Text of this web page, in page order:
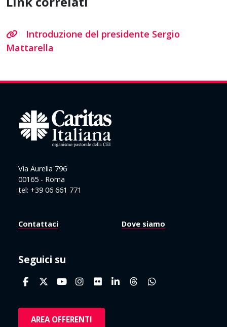
Introduzione del presidente Sergio
Mattarella
Via Aurelia 796
00165 - Roma
tel: +39 06 661 771
Contattaci Dove siamo
Seguici su
AREA OFFERENTI